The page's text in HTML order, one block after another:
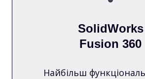
SolidWorks
Fusion 360
Найбільш